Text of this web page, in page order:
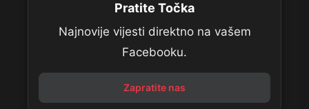
Pratite Točka
Najnovije vijesti direktno na vašem
Facebooku.
Zapratite nas